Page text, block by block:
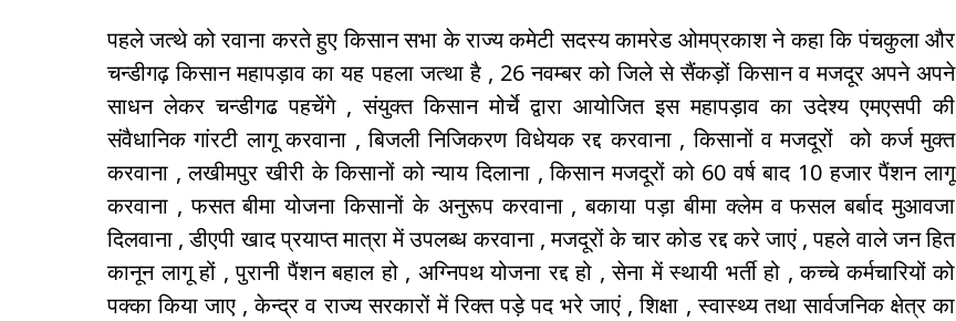
पहले जत्थे को रवाना करते हुए किसान सभा के राज्य कमेटी सदस्य कामरेड ओमप्रकाश ने कहा कि पंचकुला और
चन्डीगढ़ किसान महापड़ाव का यह पहला जत्था है , 26 नवम्बर को जिले से सैंकड़ों किसान व मजदूर अपने अपने
साधन लेकर चन्डीगढ पहचेंगे , संयुक्त किसान मोर्चे द्वारा आयोजित इस महापड़ाव का उदेश्य एमएसपी की
संवैधानिक गांरटी लागू करवाना , बिजली निजिकरण विधेयक रद्द करवाना , किसानों व मजदूरों को कर्ज मुक्त
करवाना , लखीमपुर खीरी के किसानों को न्याय दिलाना , किसान मजदूरों को 60 वर्ष बाद 10 हजार पैंशन लागू
करवाना , फसत बीमा योजना किसानों के अनुरूप करवाना , बकाया पड़ा बीमा क्लेम व फसल बर्बाद मुआवजा
दिलवाना , डीएपी खाद प्रयाप्त मात्रा में उपलब्ध करवाना , मजदूरों के चार कोड रद्द करे जाएं , पहले वाले जन हित
कानून लागू हों , पुरानी पैंशन बहाल हो , अग्निपथ योजना रद्द हो , सेना में स्थायी भर्ती हो , कच्चे कर्मचारियों को
पक्का किया जाए , केन्द्र व राज्य सरकारों में रिक्त पड़े पद भरे जाएं , शिक्षा , स्वास्थ्य तथा सार्वजनिक क्षेत्र का